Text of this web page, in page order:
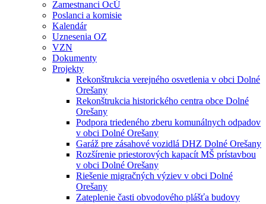
Zamestnanci OcÚ
Poslanci a komisie
Kalendár
Uznesenia OZ
VZN
Dokumenty
Projekty
Rekonštrukcia verejného osvetlenia v obci Dolné
Orešany
Rekonštrukcia historického centra obce Dolné
Orešany
Podpora triedeného zberu komunálnych odpadov
v obci Dolné Orešany
Garáž pre zásahové vozidlá DHZ Dolné Orešany
Rozšírenie priestorových kapacít MŠ prístavbou
v obci Dolné Orešany
Riešenie migračných výziev v obci Dolné
Orešany
Zateplenie časti obvodového plášťa budovy